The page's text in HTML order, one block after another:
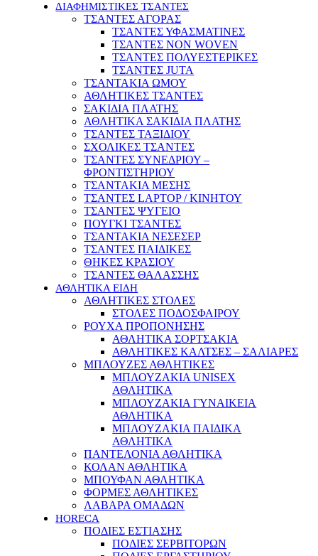
ΔΙΑΦΗΜΙΣΤΙΚΕΣ ΤΣΑΝΤΕΣ
ΤΣΑΝΤΕΣ ΑΓΟΡΑΣ
ΤΣΑΝΤΕΣ ΥΦΑΣΜΑΤΙΝΕΣ
ΤΣΑΝΤΕΣ NON WOVEN
ΤΣΑΝΤΕΣ ΠΟΛΥΕΣΤΕΡΙΚΕΣ
ΤΣΑΝΤΕΣ JUTA
ΤΣΑΝΤΑΚΙΑ ΩΜΟΥ
ΑΘΛΗΤΙΚΕΣ ΤΣΑΝΤΕΣ
ΣΑΚΙΔΙΑ ΠΛΑΤΗΣ
ΑΘΛΗΤΙΚΑ ΣΑΚΙΔΙΑ ΠΛΑΤΗΣ
ΤΣΑΝΤΕΣ ΤΑΞΙΔΙΟΥ
ΣΧΟΛΙΚΕΣ ΤΣΑΝΤΕΣ
ΤΣΑΝΤΕΣ ΣΥΝΕΔΡΙΟΥ –
ΦΡΟΝΤΙΣΤΗΡΙΟΥ
ΤΣΑΝΤΑΚΙΑ ΜΕΣΗΣ
ΤΣΑΝΤΕΣ LAPTOP / ΚΙΝΗΤΟΥ
ΤΣΑΝΤΕΣ ΨΥΓΕΙΟ
ΠΟΥΓΚΙ ΤΣΑΝΤΕΣ
ΤΣΑΝΤΑΚΙΑ ΝΕΣΕΣΕΡ
ΤΣΑΝΤΕΣ ΠΑΙΔΙΚΕΣ
ΘΗΚΕΣ ΚΡΑΣΙΟΥ
ΤΣΑΝΤΕΣ ΘΑΛΑΣΣΗΣ
ΑΘΛΗΤΙΚΑ ΕΙΔΗ
ΑΘΛΗΤΙΚΕΣ ΣΤΟΛΕΣ
ΣΤΟΛΕΣ ΠΟΔΟΣΦΑΙΡΟΥ
ΡΟΥΧΑ ΠΡΟΠΟΝΗΣΗΣ
ΑΘΛΗΤΙΚΑ ΣΟΡΤΣΑΚΙΑ
ΑΘΛΗΤΙΚΕΣ ΚΑΛΤΣΕΣ – ΣΑΛΙΑΡΕΣ
ΜΠΛΟΥΖΕΣ ΑΘΛΗΤΙΚΕΣ
ΜΠΛΟΥΖΑΚΙΑ UNISEX
ΑΘΛΗΤΙΚΑ
ΜΠΛΟΥΖΑΚΙΑ ΓΥΝΑΙΚΕΙΑ
ΑΘΛΗΤΙΚΑ
ΜΠΛΟΥΖΑΚΙΑ ΠΑΙΔΙΚΑ
ΑΘΛΗΤΙΚΑ
ΠΑΝΤΕΛΟΝΙΑ ΑΘΛΗΤΙΚΑ
ΚΟΛΑΝ ΑΘΛΗΤΙΚΑ
ΜΠΟΥΦΑΝ ΑΘΛΗΤΙΚΑ
ΦΟΡΜΕΣ ΑΘΛΗΤΙΚΕΣ
ΛΑΒΑΡΑ ΟΜΑΔΩΝ
HORECA
ΠΟΔΙΕΣ ΕΣΤΙΑΣΗΣ
ΠΟΔΙΕΣ ΣΕΡΒΙΤΟΡΩΝ